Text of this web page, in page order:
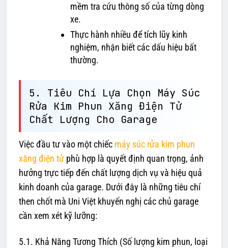
mềm tra cứu thông số của từng dòng
xe.
Thực hành nhiều để tích lũy kinh
nghiệm, nhận biết các dấu hiệu bất
thường.
5. Tiêu Chí Lựa Chọn Máy Súc
Rửa Kim Phun Xăng Điện Tử
Chất Lượng Cho Garage
Việc đầu tư vào một chiếc máy súc rửa kim phun
xăng điện tử phù hợp là quyết định quan trọng, ảnh
hưởng trực tiếp đến chất lượng dịch vụ và hiệu quả
kinh doanh của garage. Dưới đây là những tiêu chí
then chốt mà Uni Việt khuyến nghị các chủ garage
cần xem xét kỹ lưỡng:
5.1. Khả Năng Tương Thích (Số lượng kim phun, loại